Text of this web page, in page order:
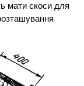
мати скоси для